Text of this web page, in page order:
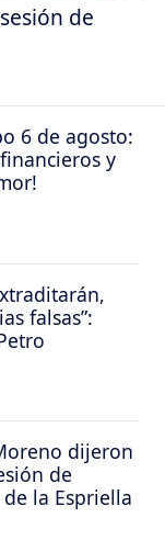
de
6 de agosto:
financieros y
falsas”:
dijeron
de
la Espriella